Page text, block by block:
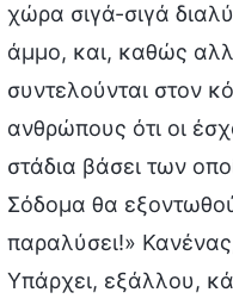
χώρα σιγά-σιγά
άμμο, και, καθώς
συντελούνται στον
ανθρώπους ότι οι
στάδια βάσει των
Σόδομα θα
παραλύσει!»
Υπάρχει, εξάλλου,